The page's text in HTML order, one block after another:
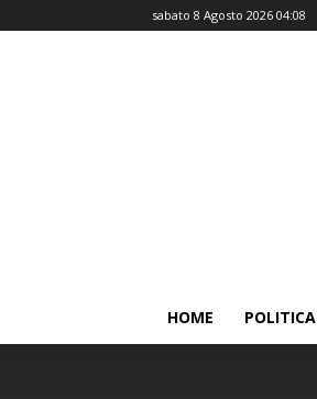
sabato 8 Agosto 2026 04:08
HOME POLITICA